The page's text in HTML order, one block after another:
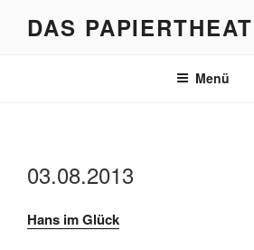
DAS
Menü
03.08.2013
Hans im Glück